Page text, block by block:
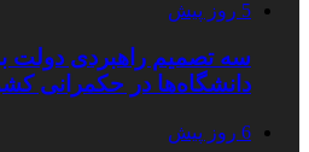
5 روز پیش
سه تصمیم راهبردی دولت
دانشگاه‌ها در حکمرانی
6 روز پیش